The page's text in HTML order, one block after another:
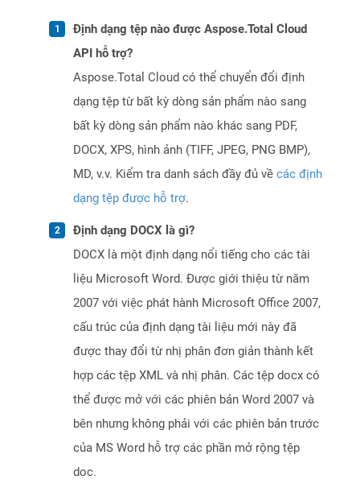
Định dạng tệp nào được Aspose.Total Cloud
API hỗ trợ?
Aspose.Total Cloud có thể chuyển đổi định
dạng tệp từ bất kỳ dòng sản phẩm nào sang
bất kỳ dòng sản phẩm nào khác sang PDF,
DOCX, XPS, hình ảnh (TIFF, JPEG, PNG BMP),
MD, v.v. Kiểm tra danh sách đầy đủ về các định
dạng tệp được hỗ trợ.
Định dạng DOCX là gì?
DOCX là một định dạng nổi tiếng cho các tài
liệu Microsoft Word. Được giới thiệu từ năm
2007 với việc phát hành Microsoft Office 2007,
cấu trúc của định dạng tài liệu mới này đã
được thay đổi từ nhị phân đơn giản thành kết
hợp các tệp XML và nhị phân. Các tệp docx có
thể được mở với các phiên bản Word 2007 và
bên nhưng không phải với các phiên bản trước
của MS Word hỗ trợ các phần mở rộng tệp
doc.